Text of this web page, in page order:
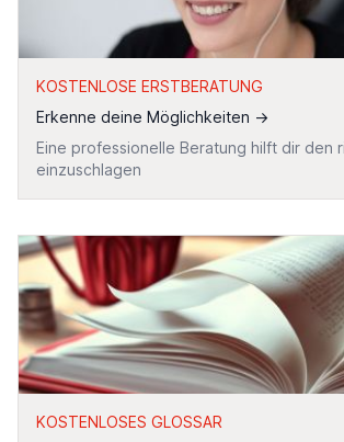
KOSTENLOSE ERSTBERATUNG
Erkenne deine Möglichkeiten →
Eine professionelle Beratung hilft dir den
einzuschlagen
KOSTENLOSES GLOSSAR